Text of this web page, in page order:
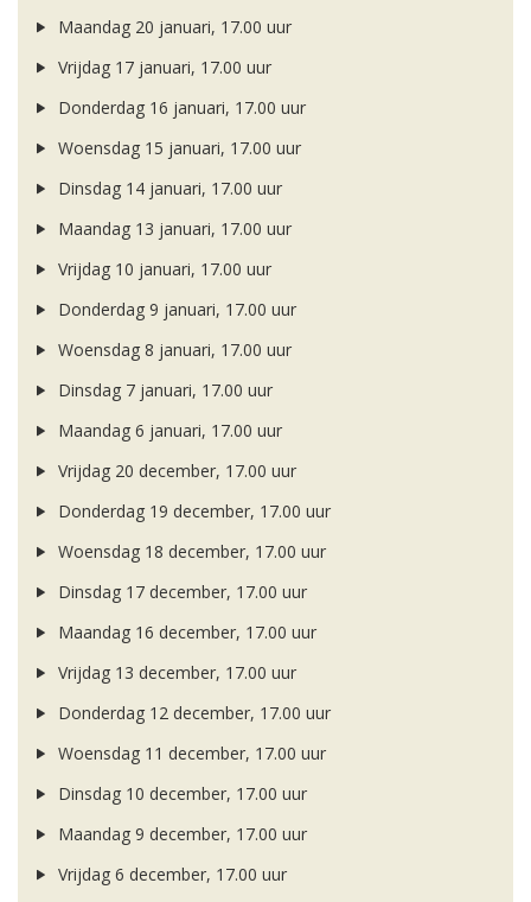
Maandag 20 januari, 17.00 uur
Vrijdag 17 januari, 17.00 uur
Donderdag 16 januari, 17.00 uur
Woensdag 15 januari, 17.00 uur
Dinsdag 14 januari, 17.00 uur
Maandag 13 januari, 17.00 uur
Vrijdag 10 januari, 17.00 uur
Donderdag 9 januari, 17.00 uur
Woensdag 8 januari, 17.00 uur
Dinsdag 7 januari, 17.00 uur
Maandag 6 januari, 17.00 uur
Vrijdag 20 december, 17.00 uur
Donderdag 19 december, 17.00 uur
Woensdag 18 december, 17.00 uur
Dinsdag 17 december, 17.00 uur
Maandag 16 december, 17.00 uur
Vrijdag 13 december, 17.00 uur
Donderdag 12 december, 17.00 uur
Woensdag 11 december, 17.00 uur
Dinsdag 10 december, 17.00 uur
Maandag 9 december, 17.00 uur
Vrijdag 6 december, 17.00 uur